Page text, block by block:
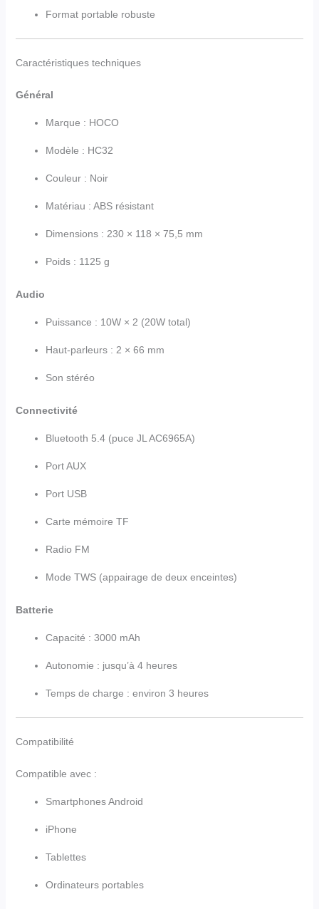
Format portable robuste
Caractéristiques techniques
Général
Marque : HOCO
Modèle : HC32
Couleur : Noir
Matériau : ABS résistant
Dimensions : 230 × 118 × 75,5 mm
Poids : 1125 g
Audio
Puissance : 10W × 2 (20W total)
Haut-parleurs : 2 × 66 mm
Son stéréo
Connectivité
Bluetooth 5.4 (puce JL AC6965A)
Port AUX
Port USB
Carte mémoire TF
Radio FM
Mode TWS (appairage de deux enceintes)
Batterie
Capacité : 3000 mAh
Autonomie : jusqu’à 4 heures
Temps de charge : environ 3 heures
Compatibilité
Compatible avec :
Smartphones Android
iPhone
Tablettes
Ordinateurs portables